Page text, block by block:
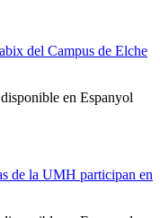
del Campus de Elche
en Espanyol
de la UMH participan en